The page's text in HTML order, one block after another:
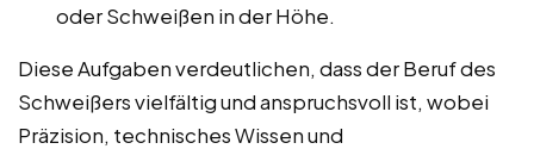
oder Schweißen in der Höhe.
Diese Aufgaben verdeutlichen, dass der Beruf des
Schweißers vielfältig und anspruchsvoll ist, wobei
Präzision, technisches Wissen und